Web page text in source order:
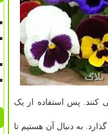
کنند. پس استفاده از یک
به دنبال آن هستیم تا